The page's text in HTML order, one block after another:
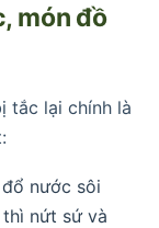
món đồ
tắc lại chính là
nước sôi
thì nứt sứ và